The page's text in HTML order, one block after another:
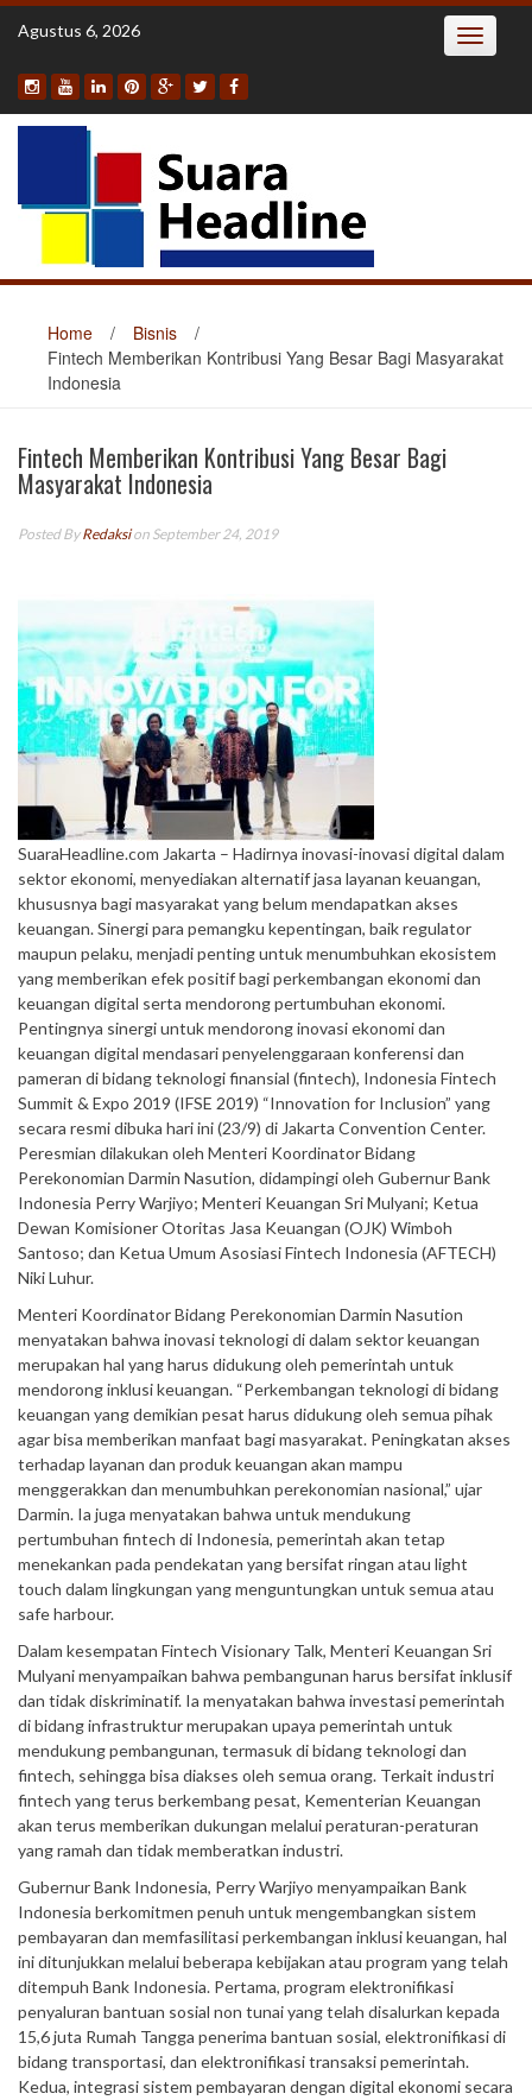
Skip
Agustus 6, 2026 Toggle
Home / Bisnis
/
Fintech Memberikan Kontribusi Yang Besar Bagi Masyarakat
Indonesia
Fintech Memberikan Kontribusi Yang Besar Bagi
Masyarakat Indonesia
Posted ByRedaksion September 24, 2019
SuaraHeadline.com Jakarta – Hadirnya inovasi-inovasi digital dalam
sektor ekonomi, menyediakan alternatif jasa layanan keuangan,
khususnya bagi masyarakat yang belum mendapatkan akses
keuangan. Sinergi para pemangku kepentingan, baik regulator
maupun pelaku, menjadi penting untuk menumbuhkan ekosistem
yang memberikan efek positif bagi perkembangan ekonomi dan
keuangan digital serta mendorong pertumbuhan ekonomi.
Pentingnya sinergi untuk mendorong inovasi ekonomi dan
keuangan digital mendasari penyelenggaraan konferensi dan
pameran di bidang teknologi finansial (fintech), Indonesia Fintech
Summit & Expo 2019 (IFSE 2019) “Innovation for Inclusion” yang
secara resmi dibuka hari ini (23/9) di Jakarta Convention Center.
Peresmian dilakukan oleh Menteri Koordinator Bidang
Perekonomian Darmin Nasution, didampingi oleh Gubernur Bank
Indonesia Perry Warjiyo; Menteri Keuangan Sri Mulyani; Ketua
Dewan Komisioner Otoritas Jasa Keuangan (OJK) Wimboh
Santoso; dan Ketua Umum Asosiasi Fintech Indonesia (AFTECH)
Niki Luhur.
Menteri Koordinator Bidang Perekonomian Darmin Nasution
menyatakan bahwa inovasi teknologi di dalam sektor keuangan
merupakan hal yang harus didukung oleh pemerintah untuk
mendorong inklusi keuangan. “Perkembangan teknologi di bidang
keuangan yang demikian pesat harus didukung oleh semua pihak
agar bisa memberikan manfaat bagi masyarakat. Peningkatan akses
terhadap layanan dan produk keuangan akan mampu
menggerakkan dan menumbuhkan perekonomian nasional,” ujar
Darmin. Ia juga menyatakan bahwa untuk mendukung
pertumbuhan fintech di Indonesia, pemerintah akan tetap
menekankan pada pendekatan yang bersifat ringan atau light
touch dalam lingkungan yang menguntungkan untuk semua atau
safe harbour.
Dalam kesempatan Fintech Visionary Talk, Menteri Keuangan Sri
Mulyani menyampaikan bahwa pembangunan harus bersifat inklusif
dan tidak diskriminatif. Ia menyatakan bahwa investasi pemerintah
di bidang infrastruktur merupakan upaya pemerintah untuk
mendukung pembangunan, termasuk di bidang teknologi dan
fintech, sehingga bisa diakses oleh semua orang. Terkait industri
fintech yang terus berkembang pesat, Kementerian Keuangan
akan terus memberikan dukungan melalui peraturan-peraturan
yang ramah dan tidak memberatkan industri.
Gubernur Bank Indonesia, Perry Warjiyo menyampaikan Bank
Indonesia berkomitmen penuh untuk mengembangkan sistem
pembayaran dan memfasilitasi perkembangan inklusi keuangan, hal
ini ditunjukkan melalui beberapa kebijakan atau program yang telah
ditempuh Bank Indonesia. Pertama, program elektronifikasi
penyaluran bantuan sosial non tunai yang telah disalurkan kepada
15,6 juta Rumah Tangga penerima bantuan sosial, elektronifikasi di
bidang transportasi, dan elektronifikasi transaksi pemerintah.
Kedua, integrasi sistem pembayaran dengan digital ekonomi secara